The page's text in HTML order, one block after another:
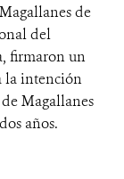
de
del
firmaron un
la intención
Magallanes
años.